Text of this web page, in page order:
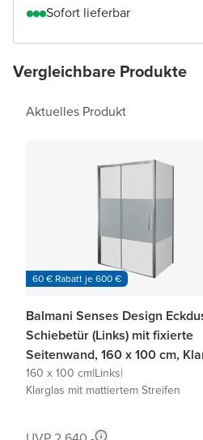
Sofort lieferbar
Vergleichbare Produkte
Aktuelles Produkt
60 € Rabatt je 600 €
Balmani Senses Design
Schiebetür (Links) mit fixierte
Seitenwand, 160 x 100 cm,
mattiertem Streifen, Profil
glänzend
160 x 100 cm|Links|
Klarglas mit mattiertem Streifen